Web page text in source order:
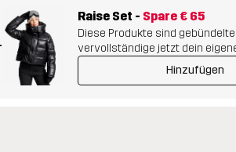
Raise Set - Spare € 65
Diese Produkte sind gebündelte
vervollständige jetzt dein
Hinzufügen